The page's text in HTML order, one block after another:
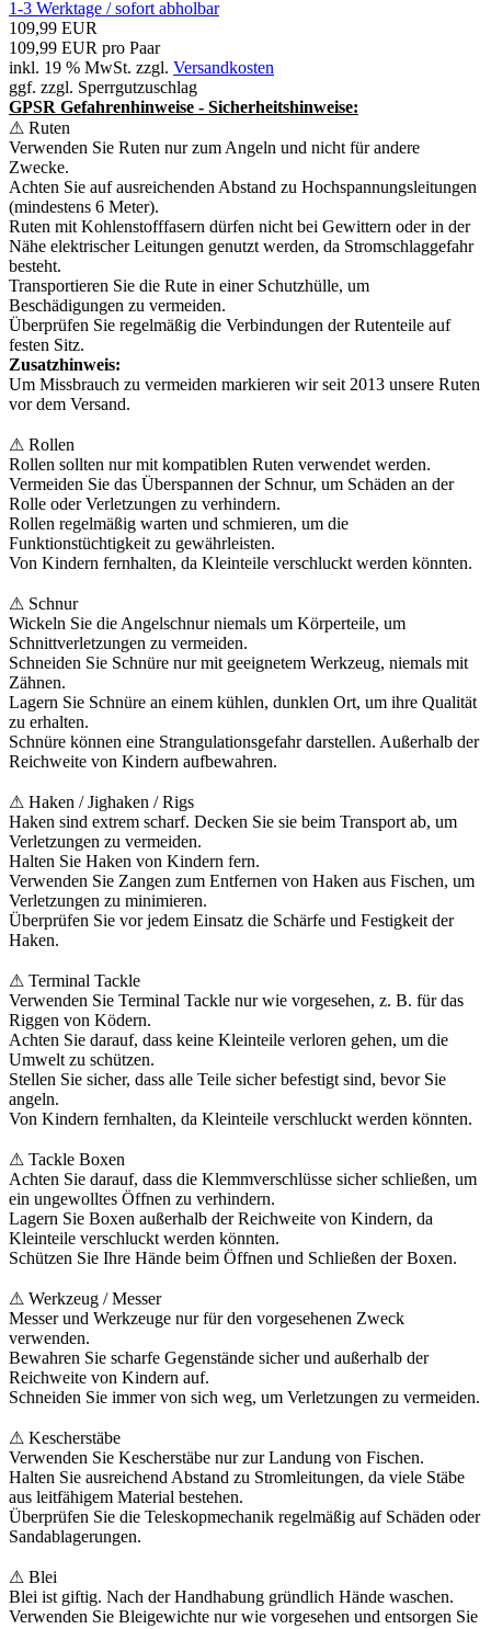
1-3 Werktage / sofort abholbar
109,99 EUR
109,99 EUR pro Paar
inkl. 19 % MwSt. zzgl. Versandkosten
ggf. zzgl. Sperrgutzuschlag
GPSR Gefahrenhinweise - Sicherheitshinweise:
⚠ Ruten
Verwenden Sie Ruten nur zum Angeln und nicht für andere
Zwecke.
Achten Sie auf ausreichenden Abstand zu Hochspannungsleitungen
(mindestens 6 Meter).
Ruten mit Kohlenstofffasern dürfen nicht bei Gewittern oder in der
Nähe elektrischer Leitungen genutzt werden, da Stromschlaggefahr
besteht.
Transportieren Sie die Rute in einer Schutzhülle, um
Beschädigungen zu vermeiden.
Überprüfen Sie regelmäßig die Verbindungen der Rutenteile auf
festen Sitz.
Zusatzhinweis:
Um Missbrauch zu vermeiden markieren wir seit 2013 unsere Ruten
vor dem Versand.
⚠ Rollen
Rollen sollten nur mit kompatiblen Ruten verwendet werden.
Vermeiden Sie das Überspannen der Schnur, um Schäden an der
Rolle oder Verletzungen zu verhindern.
Rollen regelmäßig warten und schmieren, um die
Funktionstüchtigkeit zu gewährleisten.
Von Kindern fernhalten, da Kleinteile verschluckt werden könnten.
⚠ Schnur
Wickeln Sie die Angelschnur niemals um Körperteile, um
Schnittverletzungen zu vermeiden.
Schneiden Sie Schnüre nur mit geeignetem Werkzeug, niemals mit
Zähnen.
Lagern Sie Schnüre an einem kühlen, dunklen Ort, um ihre Qualität
zu erhalten.
Schnüre können eine Strangulationsgefahr darstellen. Außerhalb der
Reichweite von Kindern aufbewahren.
⚠ Haken / Jighaken / Rigs
Haken sind extrem scharf. Decken Sie sie beim Transport ab, um
Verletzungen zu vermeiden.
Halten Sie Haken von Kindern fern.
Verwenden Sie Zangen zum Entfernen von Haken aus Fischen, um
Verletzungen zu minimieren.
Überprüfen Sie vor jedem Einsatz die Schärfe und Festigkeit der
Haken.
⚠ Terminal Tackle
Verwenden Sie Terminal Tackle nur wie vorgesehen, z. B. für das
Riggen von Ködern.
Achten Sie darauf, dass keine Kleinteile verloren gehen, um die
Umwelt zu schützen.
Stellen Sie sicher, dass alle Teile sicher befestigt sind, bevor Sie
angeln.
Von Kindern fernhalten, da Kleinteile verschluckt werden könnten.
⚠ Tackle Boxen
Achten Sie darauf, dass die Klemmverschlüsse sicher schließen, um
ein ungewolltes Öffnen zu verhindern.
Lagern Sie Boxen außerhalb der Reichweite von Kindern, da
Kleinteile verschluckt werden könnten.
Schützen Sie Ihre Hände beim Öffnen und Schließen der Boxen.
⚠ Werkzeug / Messer
Messer und Werkzeuge nur für den vorgesehenen Zweck
verwenden.
Bewahren Sie scharfe Gegenstände sicher und außerhalb der
Reichweite von Kindern auf.
Schneiden Sie immer von sich weg, um Verletzungen zu vermeiden.
⚠ Kescherstäbe
Verwenden Sie Kescherstäbe nur zur Landung von Fischen.
Halten Sie ausreichend Abstand zu Stromleitungen, da viele Stäbe
aus leitfähigem Material bestehen.
Überprüfen Sie die Teleskopmechanik regelmäßig auf Schäden oder
Sandablagerungen.
⚠ Blei
Blei ist giftig. Nach der Handhabung gründlich Hände waschen.
Verwenden Sie Bleigewichte nur wie vorgesehen und entsorgen Sie